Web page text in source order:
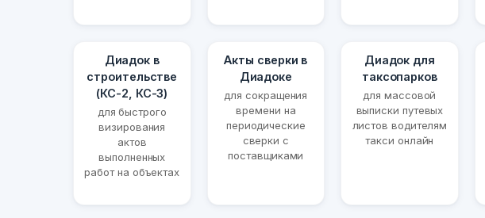
Диадок в
строительстве
(КС-2, КС-3)
для быстрого
визирования
актов
выполненных
работ на объектах
Акты сверки в
Диадоке
для сокращения
времени на
периодические
сверки с
поставщиками
Диадок для
таксопарков
для массовой
выписки путевых
листов водителям
такси онлайн